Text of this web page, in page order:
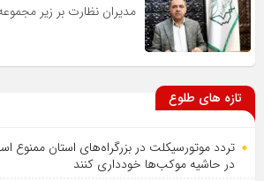
مدیران نظارت بر زیر
تازه های طلوع
تردد موتورسیکلت در بزرگراه‌های استان ممنوع
در حاشیه موکب‌ها خودداری کنند